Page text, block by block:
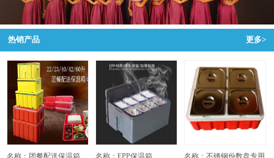
热销产品 更多>
名称：团餐配送保温箱
名称：EPP保温箱
名称：不锈钢份数盘专用